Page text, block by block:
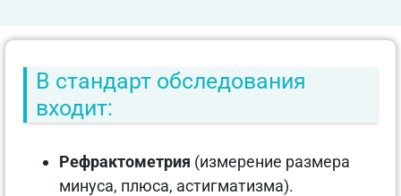
В стандарт обследования
входит:
Рефрактометрия (измерение размера
минуса, плюса, астигматизма).